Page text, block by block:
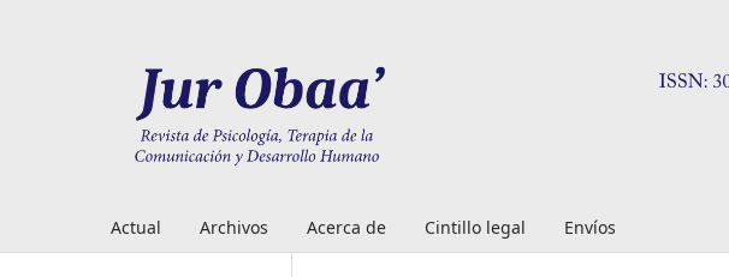
Actual Archivos Acerca de Cintillo legal Envíos